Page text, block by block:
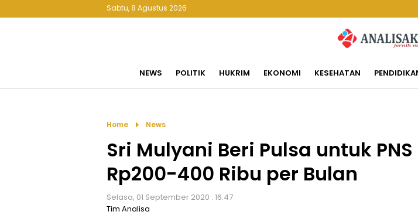
Sabtu, 8 Agustus 2026
NEWS POLITIK HUKRIM EKONOMI KESEHATAN
Home arrow_right News
Sri Mulyani Beri Pulsa untuk PNS
Rp200-400 Ribu per Bulan
Selasa, 01 September 2020 : 16.47
Tim Analisa